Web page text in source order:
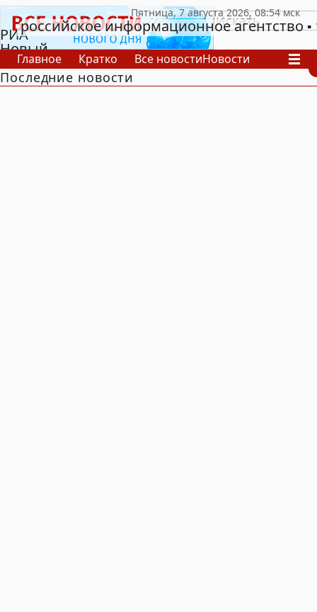
РИА
Новый
День
российское информационное агентство
Главное Кратко Все новостиНовости
В России
В мире
Последние новости